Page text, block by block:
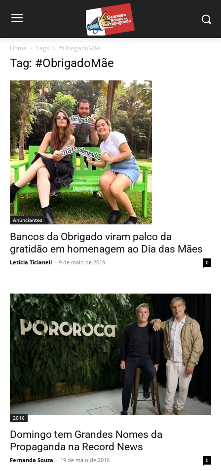
Home Tags #ObrigadoMãe
Tag: #ObrigadoMãe
Anunciantes
Bancos da Obrigado viram palco da
gratidão em homenagem ao Dia das Mães
Letícia Ticianeli - 9 de maio de 2019 0
2016
Domingo tem Grandes Nomes da
Propaganda na Record News
Fernanda Souza - 19 de maio de 2016 0